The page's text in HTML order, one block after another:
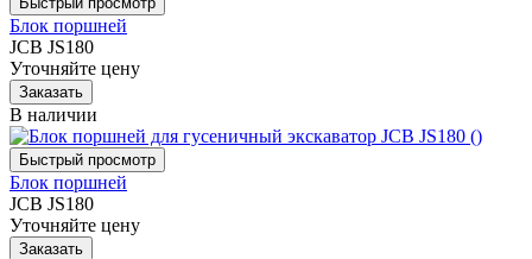
Блок поршней
JCB JS180
Уточняйте цену
В наличии
Блок поршней
JCB JS180
Уточняйте цену